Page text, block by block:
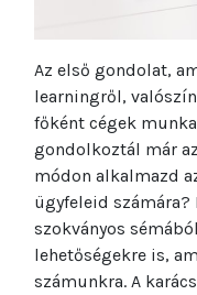
Az első gondolat,
learningről,
főként cégek
gondolkoztál már
módon alkalmazd
ügyfeleid
szokványos
lehetőségekre is,
számunkra. A